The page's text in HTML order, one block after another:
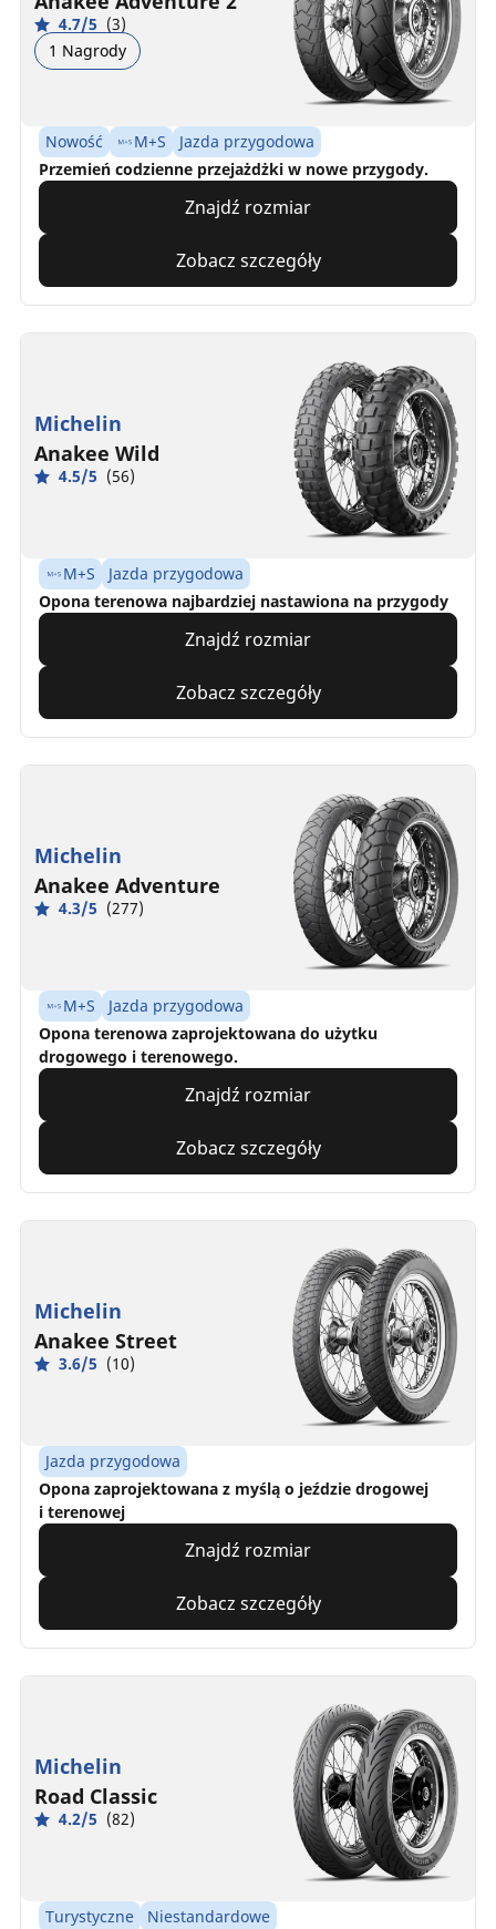
4.7/5 (3)
1 Nagrody
Nowość M+S
Jazda przygodowa
Przemień codzienne przejażdżki w nowe przygody.
Znajdź rozmiar
Zobacz szczegóły
Michelin
Anakee Wild
4.5/5 (56)
M+S
Jazda przygodowa
Opona terenowa najbardziej nastawiona na przygody
Znajdź rozmiar
Zobacz szczegóły
Michelin
Anakee Adventure
4.3/5 (277)
M+S
Jazda przygodowa
Opona terenowa zaprojektowana do użytku
drogowego i terenowego.
Znajdź rozmiar
Zobacz szczegóły
Michelin
Anakee Street
3.6/5 (10)
Jazda przygodowa
Opona zaprojektowana z myślą o jeździe drogowej
i terenowej
Znajdź rozmiar
Zobacz szczegóły
Michelin
Road Classic
4.2/5 (82)
Turystyczne
Niestandardowe